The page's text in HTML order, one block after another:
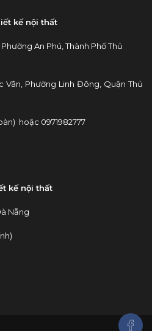
kế nội thất
An Phú, Thành Phố Thủ
Vân, Phường Linh Đông, Quận Thủ
hoặc 0971982777
kế nội thất
Nẵng